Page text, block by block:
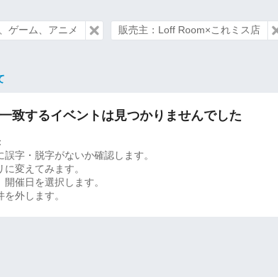
ゲーム、アニメ 販売主：Loff Room×これミス店
致するイベントは見つかりませんでした
誤字・脱字がないか確認します。
に変えてみます。
開催日を選択します。
を外します。